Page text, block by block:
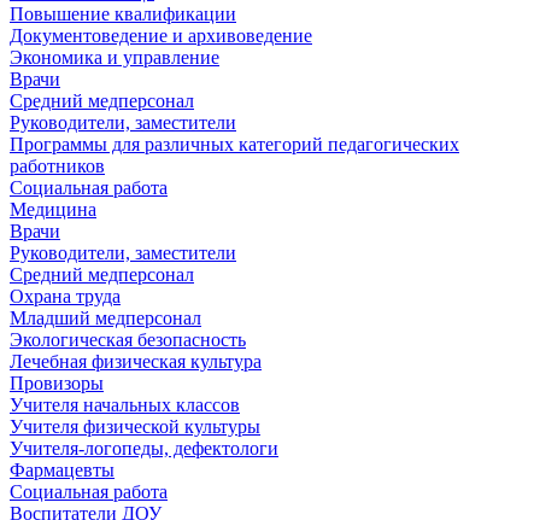
Повышение квалификации
Документоведение и архивоведение
Экономика и управление
Врачи
Средний медперсонал
Руководители, заместители
Программы для различных категорий педагогических
работников
Социальная работа
Медицина
Врачи
Руководители, заместители
Средний медперсонал
Охрана труда
Младший медперсонал
Экологическая безопасность
Лечебная физическая культура
Провизоры
Учителя начальных классов
Учителя физической культуры
Учителя-логопеды, дефектологи
Фармацевты
Социальная работа
Воспитатели ДОУ